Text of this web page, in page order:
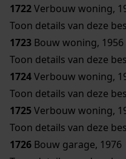
1722Verbouw woning,
Toon details van deze
1723 Bouw woning, 1956
Toon details van deze
1724Verbouw woning,
Toon details van deze
1725Verbouw woning,
Toon details van deze
1726 Bouw garage, 1976